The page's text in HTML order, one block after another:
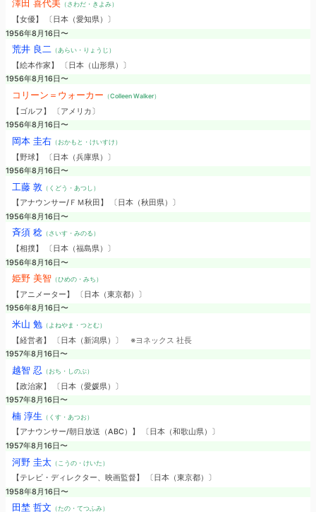
澤田 喜代美（さわだ・きよみ）
【女優】 〔日本（愛知県）〕
1956年8月16日〜
荒井 良二（あらい・りょうじ）
【絵本作家】 〔日本（山形県）〕
1956年8月16日〜
コリーン＝ウォーカー （Colleen Walker）
【ゴルフ】 〔アメリカ〕
1956年8月16日〜
岡本 圭右（おかもと・けいすけ）
【野球】 〔日本（兵庫県）〕
1956年8月16日〜
工藤 敦（くどう・あつし）
【アナウンサー/ＦＭ秋田】 〔日本（秋田県）〕
1956年8月16日〜
斉須 稔（さいす・みのる）
【相撲】 〔日本（福島県）〕
1956年8月16日〜
姫野 美智（ひめの・みち）
【アニメーター】 〔日本（東京都）〕
1956年8月16日〜
米山 勉（よねやま・つとむ）
【経営者】 〔日本（新潟県）〕 ※ヨネックス 社長
1957年8月16日〜
越智 忍 （おち・しのぶ）
【政治家】 〔日本（愛媛県）〕
1957年8月16日〜
楠 淳生 （くす・あつお）
【アナウンサー/朝日放送（ABC）】 〔日本（和歌山県）〕
1957年8月16日〜
河野 圭太（こうの・けいた）
【テレビ・ディレクター、映画監督】 〔日本（東京都）〕
1958年8月16日〜
田埜 哲文 （たの・てつふみ）